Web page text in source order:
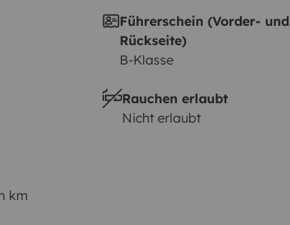
Führerschein (Vorder- und
Rückseite)
B-Klasse
Rauchen erlaubt
Nicht erlaubt
km